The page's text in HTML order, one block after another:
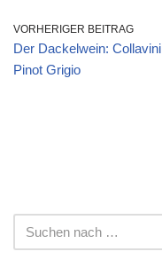
VORHERIGER BEITRAG
Der Dackelwein: Collavini
Pinot Grigio